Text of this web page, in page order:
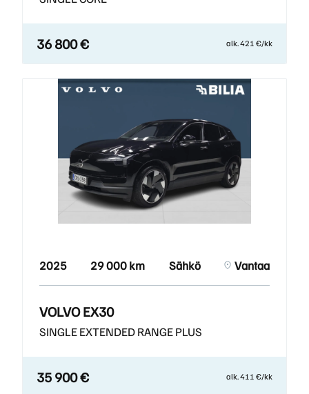
36 800 € alk. 421 €/kk
2025 29 000 km Sähkö Vantaa
VOLVO EX30
SINGLE EXTENDED RANGE PLUS
35 900 € alk. 411 €/kk